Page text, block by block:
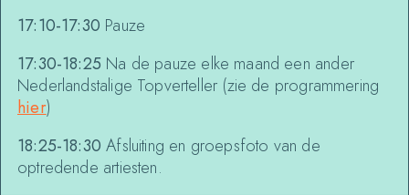
17:10-17:30 Pauze
17:30-18:25 Na de pauze elke maand een ander
Nederlandstalige Topverteller (zie de programmering
hier)
18:25-18:30 Afsluiting en groepsfoto van de
optredende artiesten.